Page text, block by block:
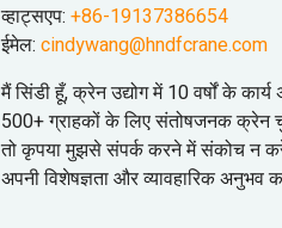
व्हाट्सएप: +86-19137386654
ईमेल: cindywang@hndfcrane.com
मैं सिंडी हूँ, क्रेन उद्योग में 10 वर्षों के
500+ ग्राहकों के लिए संतोषजनक क्रेन
तो कृपया मुझसे संपर्क करने में संकोच न
अपनी विशेषज्ञता और व्यावहारिक अनुभव